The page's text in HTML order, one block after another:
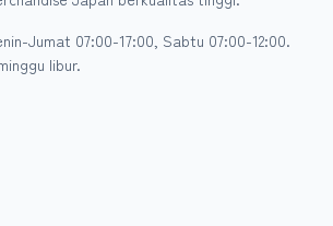
Jumat 07:00-17:00, Sabtu 07:00-12:00.
libur.